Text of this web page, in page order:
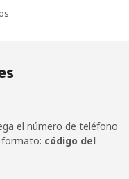
min por ⁦$10⁩ -
el número de teléfono
formato: código del